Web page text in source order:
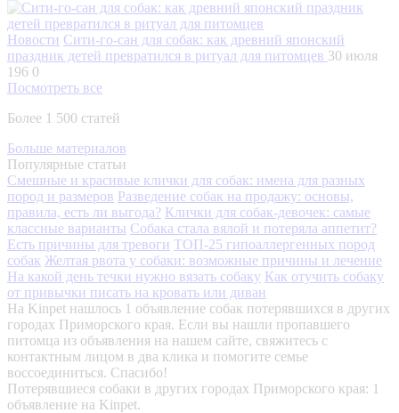
Новости Сити-го-сан для собак: как древний японский
праздник детей превратился в ритуал для питомцев 30 июля
196 0
Посмотреть все
Более 1 500 статей
Больше материалов
Популярные статьи
Смешные и красивые клички для собак: имена для разных
пород и размеров Разведение собак на продажу: основы,
правила, есть ли выгода? Клички для собак-девочек: самые
классные варианты Собака стала вялой и потеряла аппетит?
Есть причины для тревоги ТОП-25 гипоаллергенных пород
собак Желтая рвота у собаки: возможные причины и лечение
На какой день течки нужно вязать собаку Как отучить собаку
от привычки писать на кровать или диван
На Kinpet нашлось 1 объявление собак потерявшихся в других
городах Приморского края. Если вы нашли пропавшего
питомца из объявления на нашем сайте, свяжитесь с
контактным лицом в два клика и помогите семье
воссоединиться. Спасибо!
Потерявшиеся собаки в других городах Приморского края: 1
объявление на Kinpet.